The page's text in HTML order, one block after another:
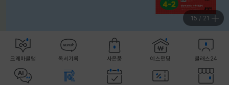
16 / 21
크레마클럽 독서기록 사은품 예스펀딩 클래스24